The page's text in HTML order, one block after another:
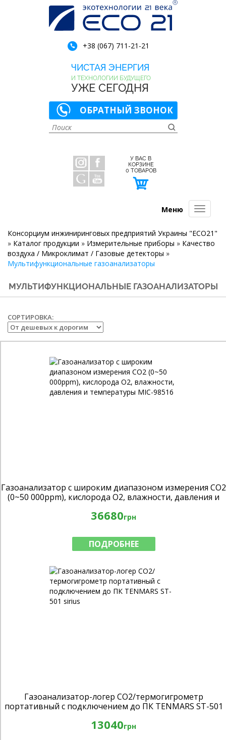
+38 (067) 711-21-21
ЧИСТАЯ ЭНЕРГИЯ
И ТЕХНОЛОГИИ БУДУЩЕГО
УЖЕ СЕГОДНЯ
ОБРАТНЫЙ ЗВОНОК
У ВАС В
КОРЗИНЕ
0 ТОВАРОВ
Меню
Консорциум инжиниринговых предприятий Украины "ECO21"
» Каталог продукции » Измерительные приборы » Качество
воздуха / Микроклимат / Газовые детекторы »
Мультифункциональные газоанализаторы
МУЛЬТИФУНКЦИОНАЛЬНЫЕ ГАЗОАНАЛИЗАТОРЫ
СОРТИРОВКА:
Газоанализатор с широким диапазоном измерения CO2
(0~50 000ppm), кислорода O2, влажности, давления и
36680грн
ПОДРОБНЕЕ
Газоанализатор-логер CO2/термогигрометр
портативный с подключением до ПК TENMARS ST-501
13040грн